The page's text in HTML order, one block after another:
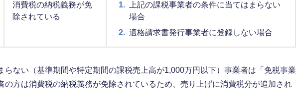
消費税の納税義務が免
除されている
1.
上記の課税事業者の条件に当てはまらない
場合
2. 適格請求書発行事業者に登録しない場合
らない（基準期間や特定期間の課税売上高が1,000万円以下）事業者は「免税事業
の方は消費税の納税義務が免除されているため、売り上げに消費税分が追加され